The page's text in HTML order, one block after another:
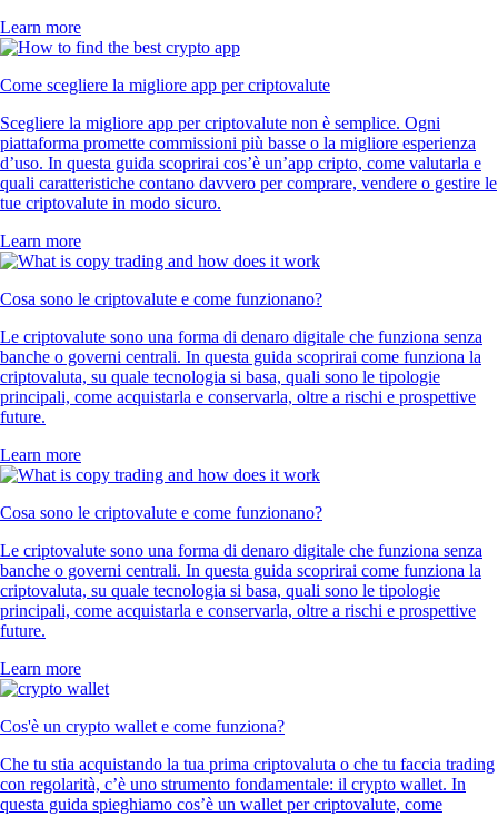
Learn more
Come scegliere la migliore app per criptovalute
Scegliere la migliore app per criptovalute non è semplice. Ogni
piattaforma promette commissioni più basse o la migliore esperienza
d’uso. In questa guida scoprirai cos’è un’app cripto, come valutarla e
quali caratteristiche contano davvero per comprare, vendere o gestire le
tue criptovalute in modo sicuro.
Learn more
Cosa sono le criptovalute e come funzionano?
Le criptovalute sono una forma di denaro digitale che funziona senza
banche o governi centrali. In questa guida scoprirai come funziona la
criptovaluta, su quale tecnologia si basa, quali sono le tipologie
principali, come acquistarla e conservarla, oltre a rischi e prospettive
future.
Learn more
Cosa sono le criptovalute e come funzionano?
Le criptovalute sono una forma di denaro digitale che funziona senza
banche o governi centrali. In questa guida scoprirai come funziona la
criptovaluta, su quale tecnologia si basa, quali sono le tipologie
principali, come acquistarla e conservarla, oltre a rischi e prospettive
future.
Learn more
Cos'è un crypto wallet e come funziona?
Che tu stia acquistando la tua prima criptovaluta o che tu faccia trading
con regolarità, c’è uno strumento fondamentale: il crypto wallet. In
questa guida spieghiamo cos’è un wallet per criptovalute, come